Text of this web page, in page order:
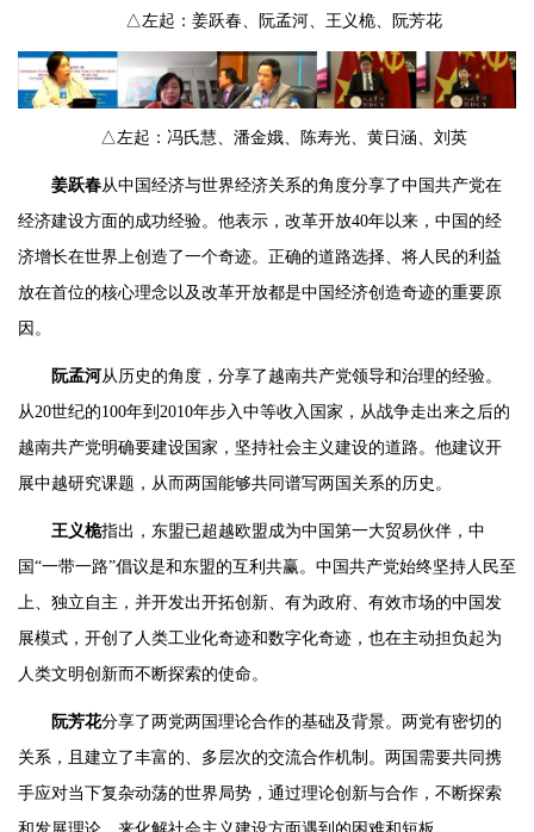
△左起：姜跃春、阮孟河、王义桅、阮芳花
△左起：冯氏慧、潘金娥、陈寿光、黄日涵、刘英
姜跃春从中国经济与世界经济关系的角度分享了中国共产党在
经济建设方面的成功经验。他表示，改革开放40年以来，中国的经
济增长在世界上创造了一个奇迹。正确的道路选择、将人民的利益
放在首位的核心理念以及改革开放都是中国经济创造奇迹的重要原
因。
阮孟河从历史的角度，分享了越南共产党领导和治理的经验。
从20世纪的100年到2010年步入中等收入国家，从战争走出来之后的
越南共产党明确要建设国家，坚持社会主义建设的道路。他建议开
展中越研究课题，从而两国能够共同谱写两国关系的历史。
王义桅指出，东盟已超越欧盟成为中国第一大贸易伙伴，中
国“一带一路”倡议是和东盟的互利共赢。中国共产党始终坚持人民至
上、独立自主，并开发出开拓创新、有为政府、有效市场的中国发
展模式，开创了人类工业化奇迹和数字化奇迹，也在主动担负起为
人类文明创新而不断探索的使命。
阮芳花分享了两党两国理论合作的基础及背景。两党有密切的
关系，且建立了丰富的、多层次的交流合作机制。两国需要共同携
手应对当下复杂动荡的世界局势，通过理论创新与合作，不断探索